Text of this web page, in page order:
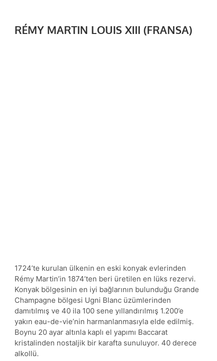
RÉMY MARTIN LOUIS XIII (FRANSA)
1724’te kurulan ülkenin en eski konyak evlerinden
Rémy Martin’in 1874’ten beri üretilen en lüks rezervi.
Konyak bölgesinin en iyi bağlarının bulunduğu Grande
Champagne bölgesi Ugni Blanc üzümlerinden
damıtılmış ve 40 ila 100 sene yıllandırılmış 1.200’e
yakın eau-de-vie’nin harmanlanmasıyla elde edilmiş.
Boynu 20 ayar altınla kaplı el yapımı Baccarat
kristalinden nostaljik bir karafta sunuluyor. 40 derece
alkollü.